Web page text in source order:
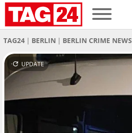
TAG24 BERLIN BERLIN CRIME NEWS
UPDATE